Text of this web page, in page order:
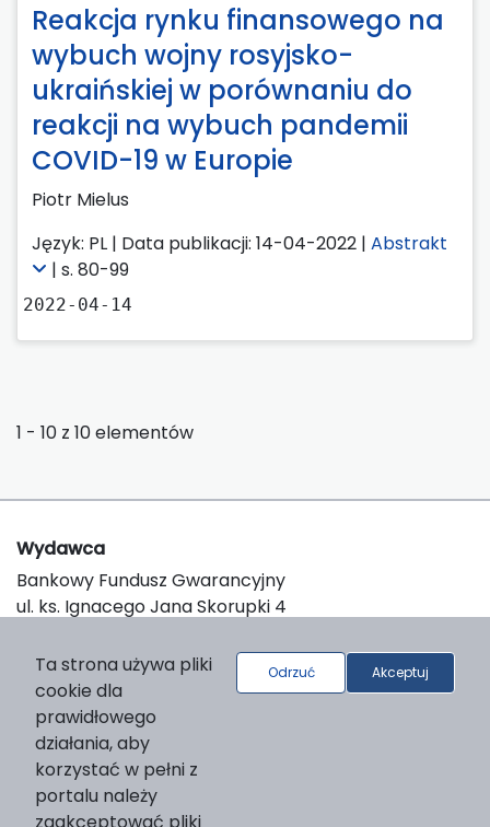
Reakcja rynku finansowego na
wybuch wojny rosyjsko-
ukraińskiej w porównaniu do
reakcji na wybuch pandemii
COVID-19 w Europie
Piotr Mielus
Język: PL | Data publikacji: 14-04-2022 | Abstrakt
| s. 80-99
2022-04-14
1 - 10 z 10 elementów
Wydawca
Bankowy Fundusz Gwarancyjny
ul. ks. Ignacego Jana Skorupki 4
e-mail:redakcja@bfg.pl
O platformie
© 2026 Bankowy Fundusz Gwarancyjny
Support & Customization by LIBCOM
Ta strona używa pliki
cookie dla
prawidłowego
działania, aby
korzystać w pełni z
portalu należy
Odrzuć Akceptuj